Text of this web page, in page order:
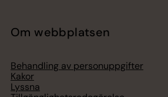
Om webbplatsen
Behandling av personuppgifter
Kakor
Lyssna